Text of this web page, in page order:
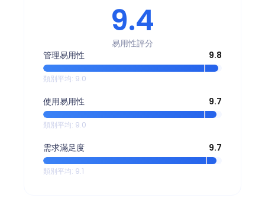
9.4
易用性評分
管理易用性
9.8
類別平均: 9.0
使用易用性 9.7
類別平均: 9.0
需求滿足度 9.7
類別平均: 9.1